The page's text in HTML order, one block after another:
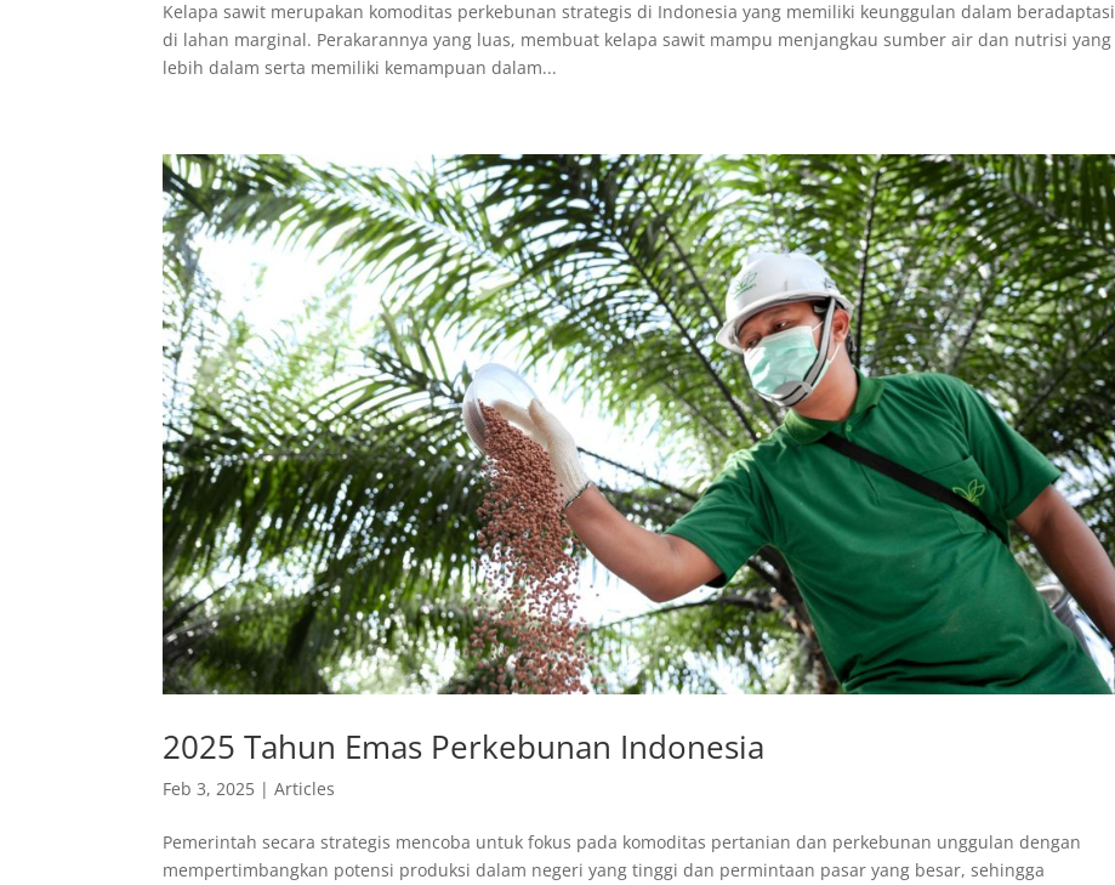
Kelapa sawit merupakan komoditas perkebunan strategis di Indonesia yang memiliki keunggulan dalam beradaptasi
di lahan marginal. Perakarannya yang luas, membuat kelapa sawit mampu menjangkau sumber air dan nutrisi yang
lebih dalam serta memiliki kemampuan dalam...
2025 Tahun Emas Perkebunan Indonesia
Feb 3, 2025 |Articles
Pemerintah secara strategis mencoba untuk fokus pada komoditas pertanian dan perkebunan unggulan dengan
mempertimbangkan potensi produksi dalam negeri yang tinggi dan permintaan pasar yang besar, sehingga